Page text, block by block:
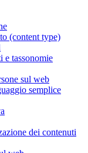
(content type)
e tassonomie
sul web
semplice
dei contenuti